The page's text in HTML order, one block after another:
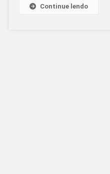
Continue lendo